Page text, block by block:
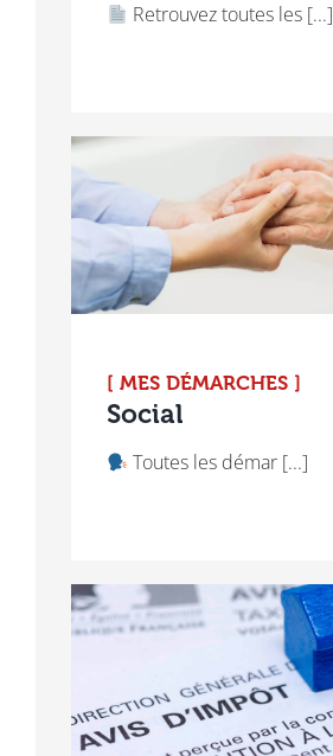
Retrouvez toutes les [...]
[ MES DÉMARCHES ]
Social
Toutes les démar [...]